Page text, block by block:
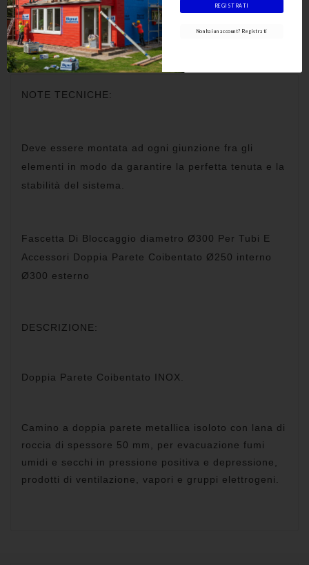
Dettagli del prodotto
NOTE TECNICHE:
Deve essere montata ad ogni giunzione fra gli
elementi in modo da garantire la perfetta tenuta e la
stabilità del sistema.
Fascetta Di Bloccaggio diametro Ø300 Per Tubi E
Accessori Doppia Parete Coibentato Ø250 interno
Ø300 esterno
DESCRIZIONE:
Doppia Parete Coibentato INOX.
Camino a doppia parete metallica isoloto con lana di
roccia di spessore 50 mm, per evacuazione fumi
umidi e secchi in pressione positiva e depressione,
prodotti di ventilazione, vapori e gruppi elettrogeni.
REGISTRATI
Non hai un account? Registrati